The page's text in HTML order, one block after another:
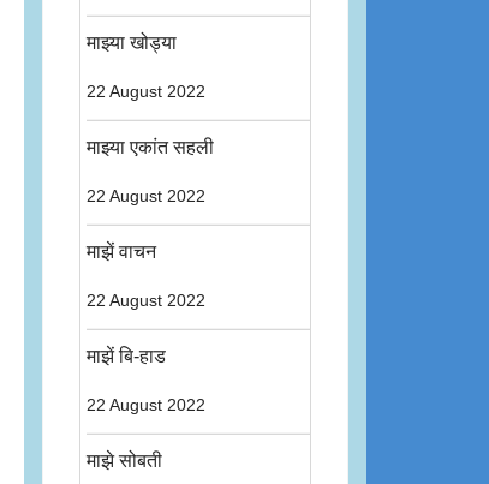
माझ्या खोड्या
22 August 2022
माझ्या एकांत सहली
22 August 2022
माझें वाचन
22 August 2022
माझें बि-हाड
22 August 2022
माझे सोबती